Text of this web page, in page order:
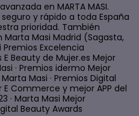
en MARTA MASI.
y rápido a toda España
prioridad. También
Masi Madrid (Sagasta,
Excelencia
Beauty de Mujer.es Mejor
· Premios idermo Mejor
Masi · Premios Digital
Commerce y mejor APP del
· Marta Masi Mejor
Beauty Awards